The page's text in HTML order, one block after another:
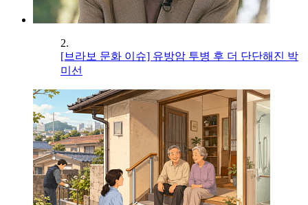
2.
[브라보 문화 이슈] 유방암 투병 후 더 단단해진 박
미선